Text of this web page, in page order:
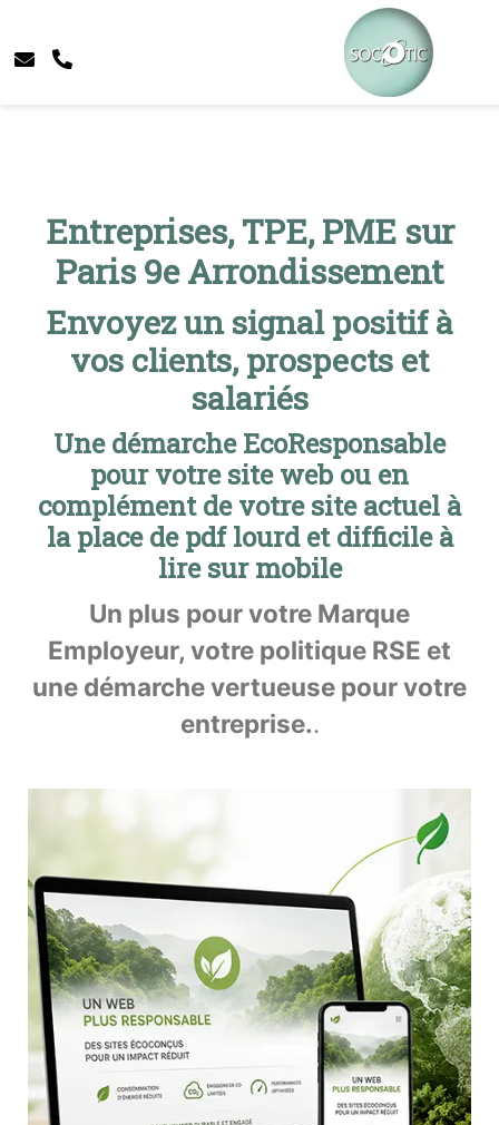
Entreprises, TPE, PME sur
Paris 9e Arrondissement
Envoyez un signal positif à
vos clients, prospects et
salariés
Une démarche EcoResponsable
pour votre site web ou en
complément de votre site actuel à
la place de pdf lourd et difficile à
lire sur mobile
Un plus pour votre Marque
Employeur, votre politique RSE et
une démarche vertueuse pour votre
entreprise..